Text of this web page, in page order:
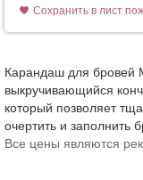
Сохранить в лист
Карандаш для бровей
выкручивающийся
который позволяет
очертить и заполнить
Все цены являются